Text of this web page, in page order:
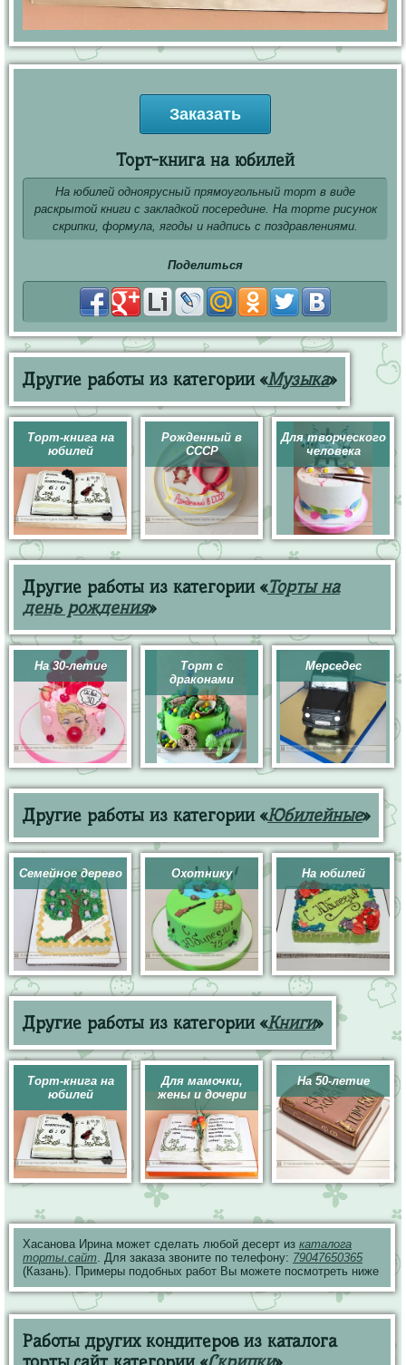
Заказать
Торт-книга на юбилей
На юбилей одноярусный прямоугольный торт в виде
раскрытой книги с закладкой посередине. На торте рисунок
скрипки, формула, ягоды и надпись с поздравлениями.
Поделиться
Другие работы из категории «Музыка»
Торт-книга на
юбилей
Рожденный в
СССР
Для творческого
человека
Другие работы из категории «Торты на
день рождения»
На 30-летие
Торт с
драконами
Мерседес
Другие работы из категории «Юбилейные»
Семейное дерево Охотнику На юбилей
Другие работы из категории «Книги»
Торт-книга на
юбилей
Для мамочки,
жены и дочери
На 50-летие
Хасанова Ирина может сделать любой десерт из каталога
торты.сайт. Для заказа звоните по телефону: 79047650365
(Казань). Примеры подобных работ Вы можете посмотреть ниже
Работы других кондитеров из каталога